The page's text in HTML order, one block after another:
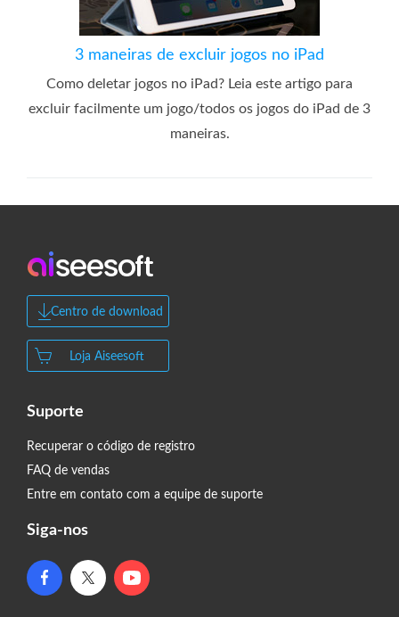
3 maneiras de excluir jogos no iPad
Como deletar jogos no iPad? Leia este artigo para
excluir facilmente um jogo/todos os jogos do iPad de 3
maneiras.
Centro de download
Loja Aiseesoft
Suporte
Recuperar o código de registro
FAQ de vendas
Entre em contato com a equipe de suporte
Siga-nos